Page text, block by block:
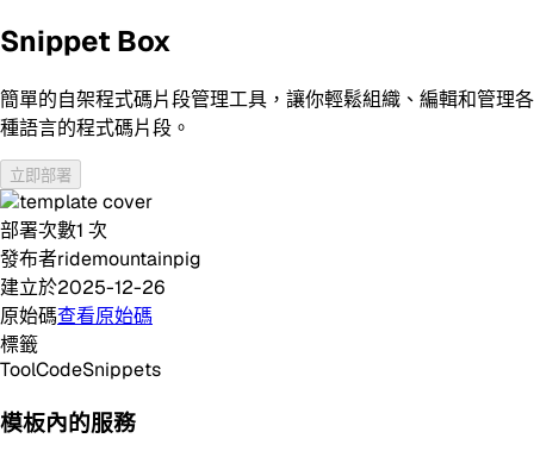
Snippet Box
簡單的自架程式碼片段管理工具，讓你輕鬆組織、編輯和管理各
種語言的程式碼片段。
立即部署
部署次數1 次
發布者ridemountainpig
建立於2025-12-26
原始碼查看原始碼
標籤
ToolCodeSnippets
模板內的服務